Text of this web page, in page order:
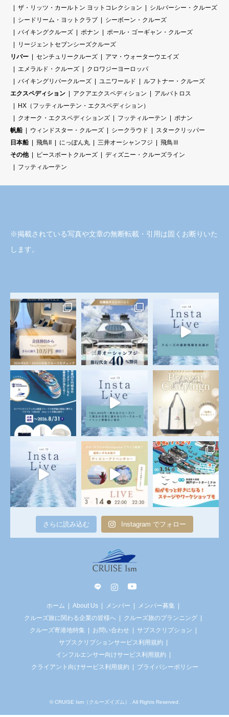
ザ・リッツ・カールトン ヨットコレクション
シルバーシー・クルーズ
シードリーム・ヨットクラブ
シーボーン・クルーズ
バイキングクルーズ
ポナン
ポール・ゴーギャン・クルーズ
リージェントセブンシーズクルーズ
リバー
センチュリークルーズ
アマ・ウォーターウエイズ
エメラルド・クルーズ
クロワジーヨーロッパ
バイキングリバークルーズ
ユニワールド
ルフトナー・クルーズ
エクスペディション
アクアエクスペディション
アルバトロス
HX（フッティルーテン・エクスペディション）
クオーク・エクスペディションズ
フッティルーテン
ポナン
帆船
ウィンドスター・クルーズ シークラウド
スタークリッパー
日本船
飛鳥II にっぽん丸 三井オーシャンフジ
飛鳥Ⅲ
その他
ピースボートクルーズ
ディズニー・クルーズライン
フッティルーテン
※掲載されている写真や文章の無断転載・引用は固くお断りいた
します。
さらに読み込む Instagram でフォロー
ホーム About Us メンバー
メンバー募集
クルーズ旅に関わる企業の皆様へ
クルーズ旅のプランニング
クルーズ寄港地特集
お問い合わせ
サブスクリプション
サブスクリプションサービス利用規約
インフルエンサー向けサービス利用規約
クライアント向けサービス利用規約
プライバシーポリシー
© CRUISE Ism（クルーズイズム） . All Rights Reserved.